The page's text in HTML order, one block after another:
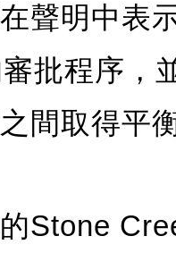
聲明中表
批程序，
間取得平
Stone